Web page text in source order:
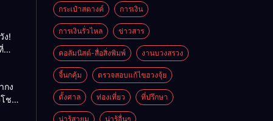
ง!
กง
ชค
กระเป๋าสตางค์ การเงิน
การเงินรั่วไหล ข่าวสาร
คอลัมนิสต์-สื่อสิ่งพิมพ์ งานบวงสรวง
จี้นกคุ้ม ตรวจสอบแก้ไขฮวงจุ้ย
ตั้งศาล ท่องเที่ยว ที่ปรึกษา
น่ารู้สายมู น่ารู้อื่นๆ